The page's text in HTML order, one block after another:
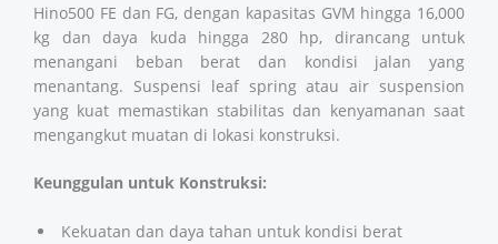
Hino500 FE dan FG, dengan kapasitas GVM hingga 16,000
kg dan daya kuda hingga 280 hp, dirancang untuk
menangani beban berat dan kondisi jalan yang
menantang. Suspensi leaf spring atau air suspension
yang kuat memastikan stabilitas dan kenyamanan saat
mengangkut muatan di lokasi konstruksi.
Keunggulan untuk Konstruksi:
Kekuatan dan daya tahan untuk kondisi berat